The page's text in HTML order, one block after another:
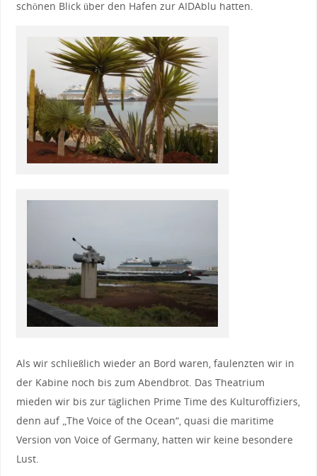
schönen Blick über den Hafen zur AIDAblu hatten.
Als wir schließlich wieder an Bord waren, faulenzten wir in
der Kabine noch bis zum Abendbrot. Das Theatrium
mieden wir bis zur täglichen Prime Time des Kulturoffiziers,
denn auf „The Voice of the Ocean“, quasi die maritime
Version von Voice of Germany, hatten wir keine besondere
Lust.